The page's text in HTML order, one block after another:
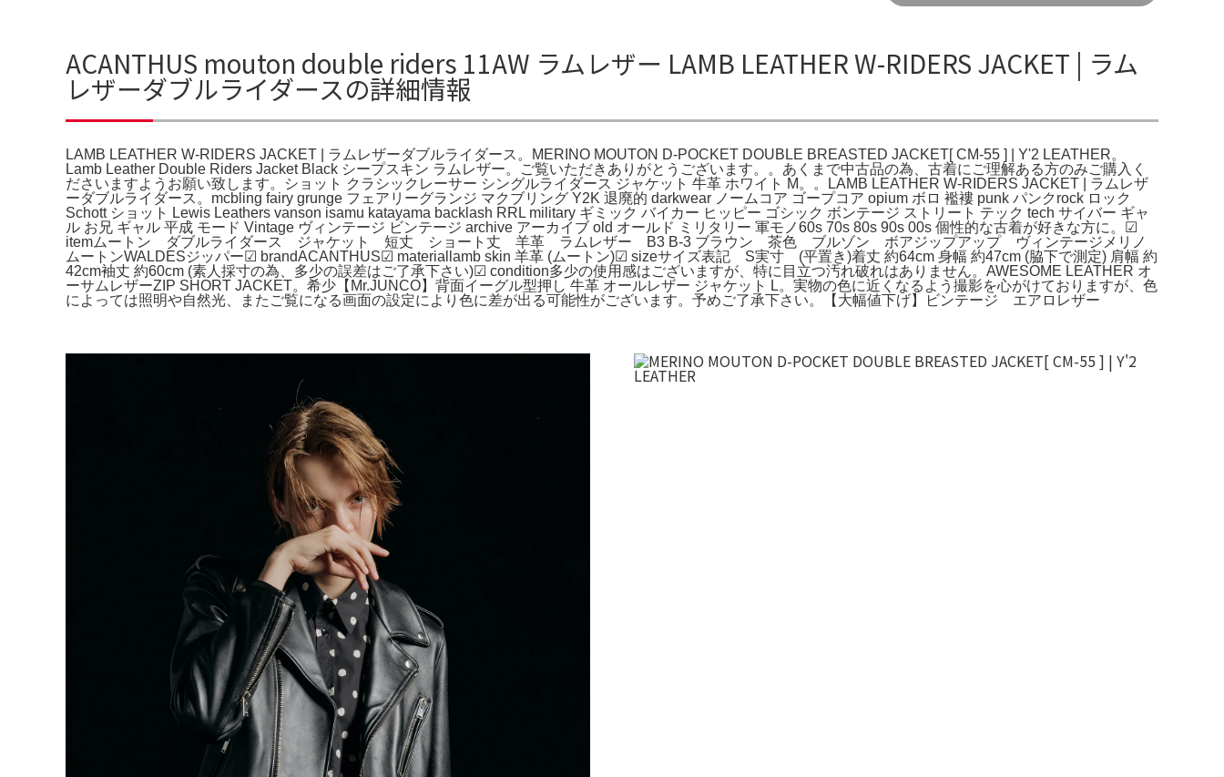
ACANTHUS mouton double riders 11AW ラムレザー LAMB LEATHER W-RIDERS JACKET | ラム
レザーダブルライダースの詳細情報
LAMB LEATHER W-RIDERS JACKET | ラムレザーダブルライダース。MERINO MOUTON D-POCKET DOUBLE BREASTED JACKET[ CM-55 ] | Y'2 LEATHER。
Lamb Leather Double Riders Jacket Black シープスキン ラムレザー。ご覧いただきありがとうございます。。あくまで中古品の為、古着にご理解ある方のみご購入く
ださいますようお願い致します。ショット クラシックレーサー シングルライダース ジャケット 牛革 ホワイト M。。LAMB LEATHER W-RIDERS JACKET | ラムレザ
ーダブルライダース。mcbling fairy grunge フェアリーグランジ マクブリング Y2K 退廃的 darkwear ノームコア ゴープコア opium ボロ 襤褸 punk パンクrock ロック
Schott ショット Lewis Leathers vanson isamu katayama backlash RRL military ギミック バイカー ヒッピー ゴシック ボンテージ ストリート テック tech サイバー ギャ
ル お兄 ギャル 平成 モード Vintage ヴィンテージ ビンテージ archive アーカイブ old オールド ミリタリー 軍モノ60s 70s 80s 90s 00s 個性的な古着が好きな方に。☑︎
itemムートン ダブルライダース ジャケット 短丈 ショート丈 羊革 ラムレザー B3 B-3 ブラウン 茶色 ブルゾン ボアジップアップ ヴィンテージメリノ
ムートンWALDESジッパー☑︎ brandACANTHUS☑︎ materiallamb skin 羊革 (ムートン)☑︎ sizeサイズ表記 S実寸 (平置き)着丈 約64cm 身幅 約47cm (脇下で測定) 肩幅 約
42cm袖丈 約60cm (素人採寸の為、多少の誤差はご了承下さい)☑︎ condition多少の使用感はございますが、特に目立つ汚れ破れはありません。AWESOME LEATHER オ
ーサムレザーZIP SHORT JACKET。希少【Mr.JUNCO】背面イーグル型押し 牛革 オールレザー ジャケット L。実物の色に近くなるよう撮影を心がけておりますが、色
によっては照明や自然光、またご覧になる画面の設定により色に差が出る可能性がございます。予めご了承︎下さい。【大幅値下げ】ビンテージ エアロレザー